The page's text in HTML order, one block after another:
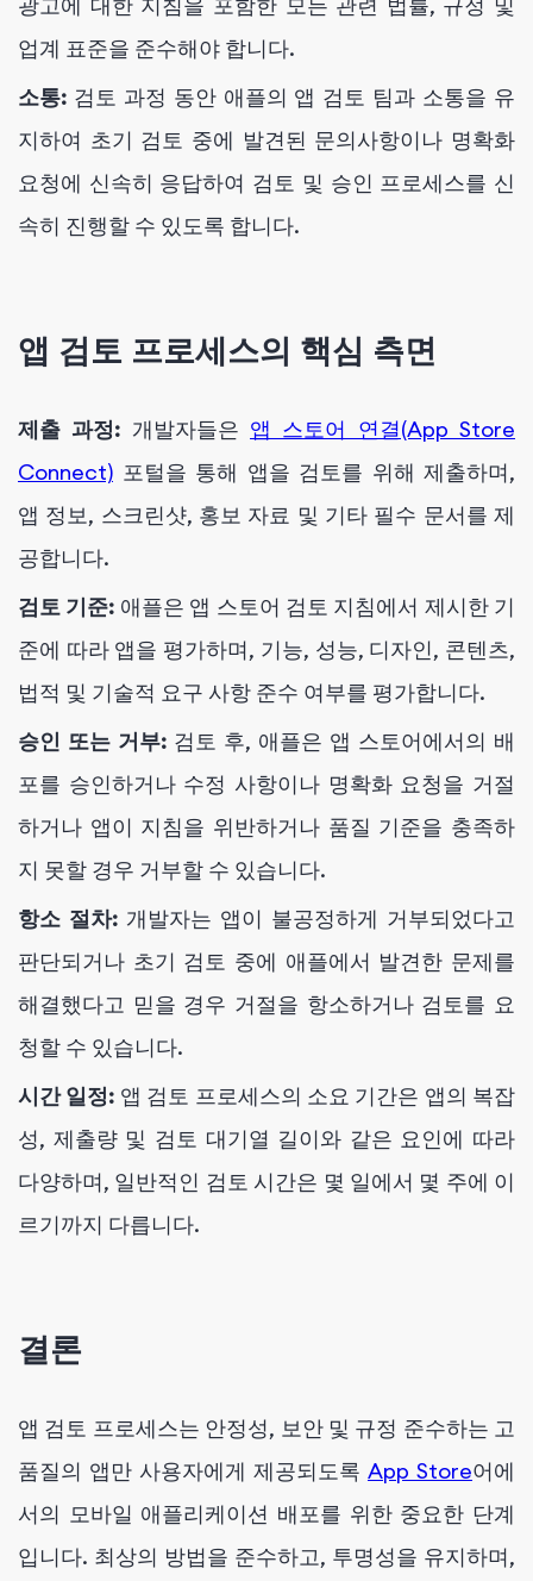
광고에 대한 지침을 포함한 모든 관련 법률, 규정 및
업계 표준을 준수해야 합니다.
소통: 검토 과정 동안 애플의 앱 검토 팀과 소통을 유
지하여 초기 검토 중에 발견된 문의사항이나 명확화
요청에 신속히 응답하여 검토 및 승인 프로세스를 신
속히 진행할 수 있도록 합니다.
앱 검토 프로세스의 핵심 측면
제출 과정: 개발자들은 앱 스토어 연결(App Store
Connect) 포털을 통해 앱을 검토를 위해 제출하며,
앱 정보, 스크린샷, 홍보 자료 및 기타 필수 문서를 제
공합니다.
검토 기준: 애플은 앱 스토어 검토 지침에서 제시한 기
준에 따라 앱을 평가하며, 기능, 성능, 디자인, 콘텐츠,
법적 및 기술적 요구 사항 준수 여부를 평가합니다.
승인 또는 거부: 검토 후, 애플은 앱 스토어에서의 배
포를 승인하거나 수정 사항이나 명확화 요청을 거절
하거나 앱이 지침을 위반하거나 품질 기준을 충족하
지 못할 경우 거부할 수 있습니다.
항소 절차: 개발자는 앱이 불공정하게 거부되었다고
판단되거나 초기 검토 중에 애플에서 발견한 문제를
해결했다고 믿을 경우 거절을 항소하거나 검토를 요
청할 수 있습니다.
시간 일정: 앱 검토 프로세스의 소요 기간은 앱의 복잡
성, 제출량 및 검토 대기열 길이와 같은 요인에 따라
다양하며, 일반적인 검토 시간은 몇 일에서 몇 주에 이
르기까지 다릅니다.
결론
앱 검토 프로세스는 안정성, 보안 및 규정 준수하는 고
품질의 앱만 사용자에게 제공되도록 App Store어에
서의 모바일 애플리케이션 배포를 위한 중요한 단계
입니다. 최상의 방법을 준수하고, 투명성을 유지하며,